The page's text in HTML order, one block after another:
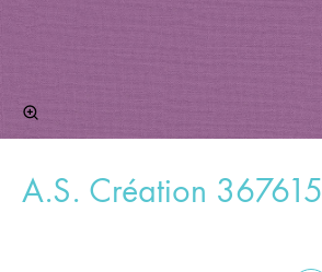
A.S. Création 367615